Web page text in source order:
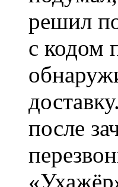
решил
с кодом
после